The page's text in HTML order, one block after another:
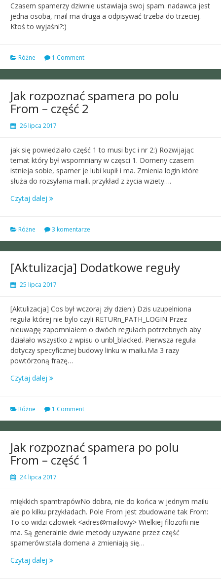
Czasem spamerzy dziwnie ustawiaja swoj spam. nadawca jest
jedna osoba, mail ma druga a odpisywać trzeba do trzeciej.
Ktoś to wyjaśni?:)
Różne 1 Comment
Jak rozpoznać spamera po polu
From – część 2
26 lipca 2017
jak się powiedziało część 1 to musi byc i nr 2:) Rozwijając
temat który był wspomniany w częsci 1. Domeny czasem
istnieja sobie, spamer je lubi kupił i ma. Zmienia login które
służa do rozsyłania maili. przykład z życia wziety….
Czytaj dalej
Różne 3 komentarze
[Aktulizacja] Dodatkowe reguły
25 lipca 2017
[Aktulizacja] Cos był wczoraj zły dzien:) Dzis uzupelniona
reguła której nie bylo czyli RETURn_PATH_LOGIN Przez
nieuwagę zapomniałem o dwóch regułach potrzebnych aby
działało wszystko z wpisu o uribl_blacked. Pierwsza reguła
dotyczy specyficznej budowy linku w mailu.Ma 3 razy
powtórzoną frazę…
Czytaj dalej
Różne 1 Comment
Jak rozpoznać spamera po polu
From – część 1
24 lipca 2017
miękkich spamtrapówNo dobra, nie do końca w jednym mailu
ale po kilku przykładach. Pole From jest zbudowane tak From:
To co widzi czlowiek <adres@mailowy> Wielkiej filozofii nie
ma. Są generalnie dwie metody uzywane przez część
spamerów:stala domena a zmieniają się…
Czytaj dalej